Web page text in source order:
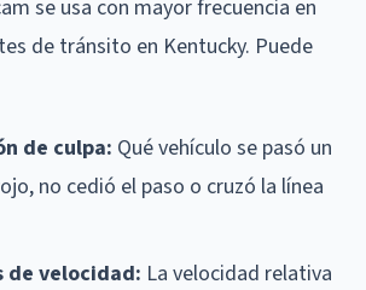
se usa con mayor frecuencia en
de tránsito en Kentucky. Puede
de culpa: Qué vehículo se pasó un
no cedió el paso o cruzó la línea
de velocidad: La velocidad relativa